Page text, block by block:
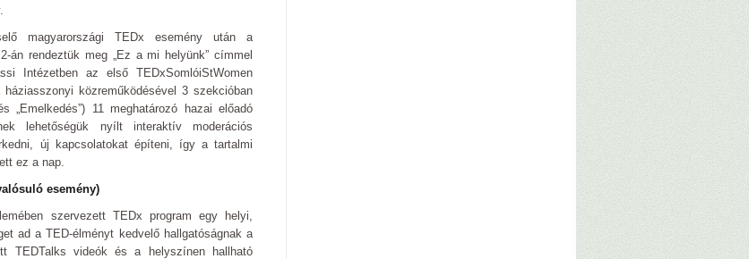
magyarországi TEDx esemény után a
án rendeztük meg „Ez a mi helyünk” címmel
Intézetben az első TEDxSomlóiStWomen
közreműködésével 3 szekcióban
„Emelkedés”) 11 meghatározó hazai előadó
lehetőségük nyílt interaktív moderációs
új kapcsolatokat építeni, így a tartalmi
ez a nap.
esemény)
szervezett TEDx program egy helyi,
ad a TED-élményt kedvelő hallgatóságnak a
TEDTalks videók és a helyszínen hallható